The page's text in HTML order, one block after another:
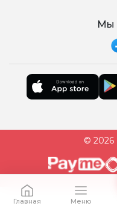
Мы
© 2026
Главная Меню